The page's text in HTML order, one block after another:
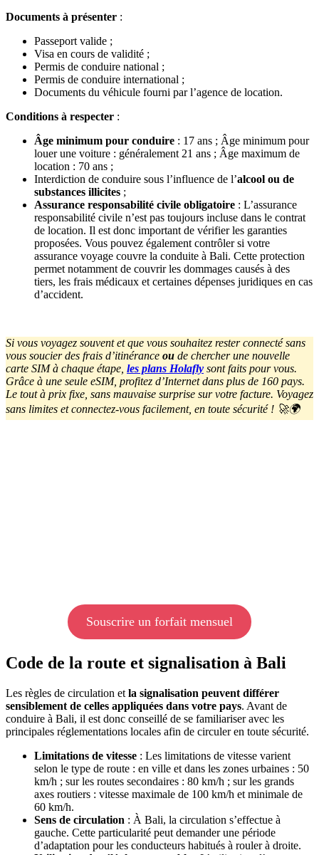
Documents à présenter :
Passeport valide ;
Visa en cours de validité ;
Permis de conduire national ;
Permis de conduire international ;
Documents du véhicule fourni par l’agence de location.
Conditions à respecter :
Âge minimum pour conduire : 17 ans ; Âge minimum pour
louer une voiture : généralement 21 ans ; Âge maximum de
location : 70 ans ;
Interdiction de conduire sous l’influence de l’alcool ou de
substances illicites ;
Assurance responsabilité civile obligatoire : L’assurance
responsabilité civile n’est pas toujours incluse dans le contrat
de location. Il est donc important de vérifier les garanties
proposées. Vous pouvez également contrôler si votre
assurance voyage couvre la conduite à Bali. Cette protection
permet notamment de couvrir les dommages causés à des
tiers, les frais médicaux et certaines dépenses juridiques en cas
d’accident.
Si vous voyagez souvent et que vous souhaitez rester connecté sans
vous soucier des frais d’itinérance ou de chercher une nouvelle
carte SIM à chaque étape, les plans Holafly sont faits pour vous.
Grâce à une seule eSIM, profitez d’Internet dans plus de 160 pays.
Le tout à prix fixe, sans mauvaise surprise sur votre facture. Voyagez
sans limites et connectez-vous facilement, en toute sécurité ! 🚀🌍
Souscrire un forfait mensuel
Code de la route et signalisation à Bali
Les règles de circulation et la signalisation peuvent différer
sensiblement de celles appliquées dans votre pays. Avant de
conduire à Bali, il est donc conseillé de se familiariser avec les
principales réglementations locales afin de circuler en toute sécurité.
Limitations de vitesse : Les limitations de vitesse varient
selon le type de route : en ville et dans les zones urbaines : 50
km/h ; sur les routes secondaires : 80 km/h ; sur les grands
axes routiers : vitesse maximale de 100 km/h et minimale de
60 km/h.
Sens de circulation : À Bali, la circulation s’effectue à
gauche. Cette particularité peut demander une période
d’adaptation pour les conducteurs habitués à rouler à droite.